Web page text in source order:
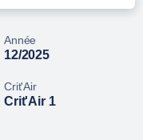
Année
12/2025
Crit'Air
Crit'Air 1